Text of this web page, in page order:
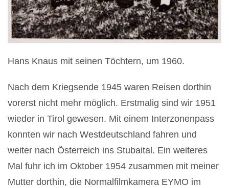
Hans Knaus mit seinen Töchtern, um 1960.
Nach dem Kriegsende 1945 waren Reisen dorthin
vorerst nicht mehr möglich. Erstmalig sind wir 1951
wieder in Tirol gewesen. Mit einem Interzonenpass
konnten wir nach Westdeutschland fahren und
weiter nach Österreich ins Stubaital. Ein weiteres
Mal fuhr ich im Oktober 1954 zusammen mit meiner
Mutter dorthin, die Normalfilmkamera EYMO im